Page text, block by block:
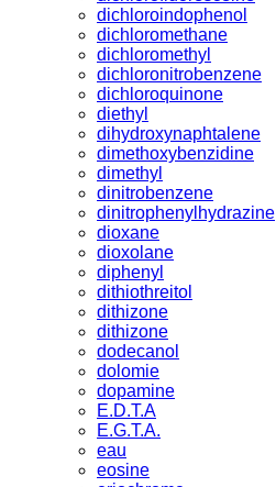
dichloroindophenol
dichloromethane
dichloromethyl
dichloronitrobenzene
dichloroquinone
diethyl
dihydroxynaphtalene
dimethoxybenzidine
dimethyl
dinitrobenzene
dinitrophenylhydrazine
dioxane
dioxolane
diphenyl
dithiothreitol
dithizone
dithizone
dodecanol
dolomie
dopamine
E.D.T.A
E.G.T.A.
eau
eosine